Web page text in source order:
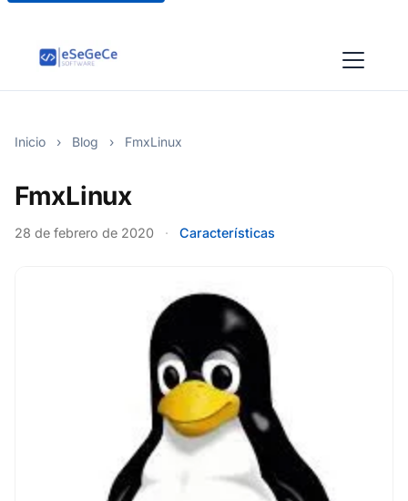
Inicio › Blog › FmxLinux
FmxLinux
28 de febrero de 2020 · Características